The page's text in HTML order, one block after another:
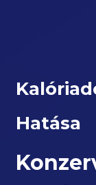
Hatása